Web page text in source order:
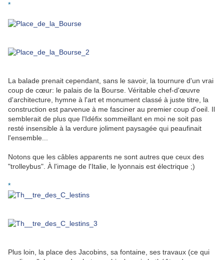
*
La balade prenait cependant, sans le savoir, la tournure d'un vrai
coup de cœur: le palais de la Bourse. Véritable chef-d'œuvre
d'architecture, hymne à l'art et monument classé à juste titre, la
construction est parvenue à me fasciner au premier coup d'oeil. Il
semblerait de plus que l'Idéfix sommeillant en moi ne soit pas
resté insensible à la verdure joliment paysagée qui peaufinait
l'ensemble...
Notons que les câbles apparents ne sont autres que ceux des
"trolleybus". À l'image de l'Italie, le lyonnais est électrique ;)
*
Plus loin, la place des Jacobins, sa fontaine, ses travaux (ce qui